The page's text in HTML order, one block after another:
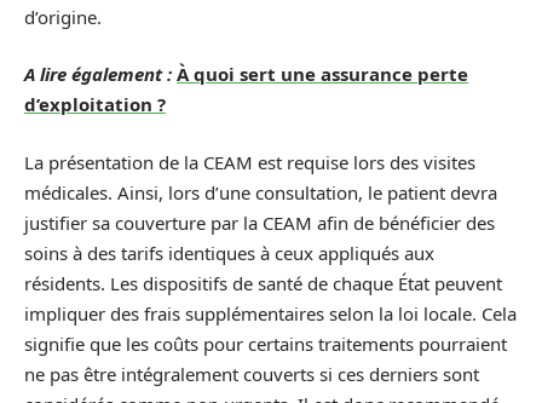
d’origine.
A lire également : À quoi sert une assurance perte
d’exploitation ?
La présentation de la CEAM est requise lors des visites
médicales. Ainsi, lors d’une consultation, le patient devra
justifier sa couverture par la CEAM afin de bénéficier des
soins à des tarifs identiques à ceux appliqués aux
résidents. Les dispositifs de santé de chaque État peuvent
impliquer des frais supplémentaires selon la loi locale. Cela
signifie que les coûts pour certains traitements pourraient
ne pas être intégralement couverts si ces derniers sont